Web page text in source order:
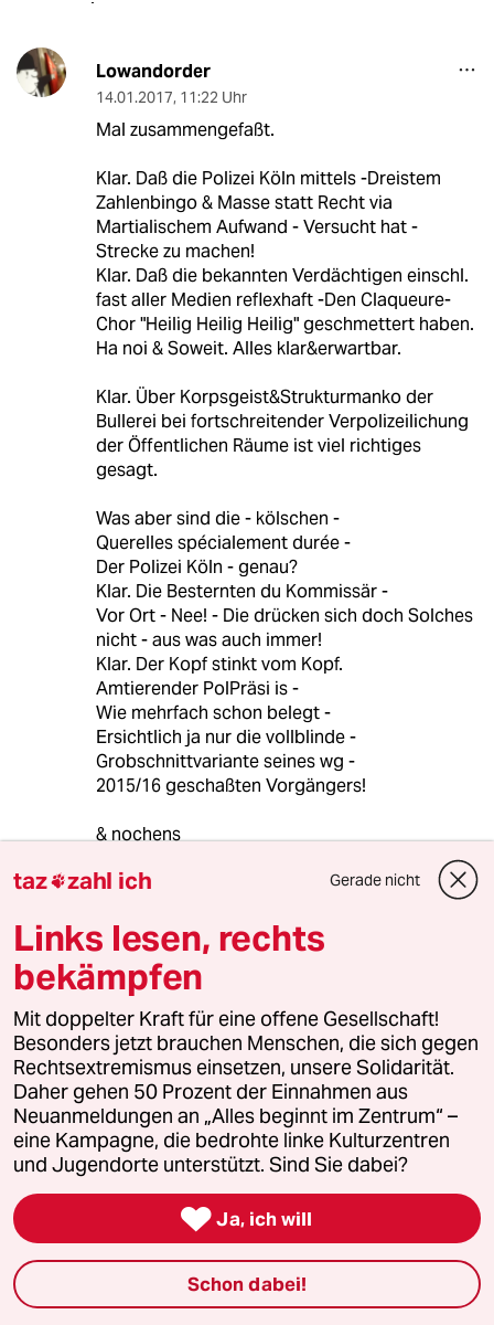
Lowandorder
14.01.2017, 11:22 Uhr
Mal zusammengefaßt.
Klar. Daß die Polizei Köln mittels -Dreistem
Zahlenbingo & Masse statt Recht via
Martialischem Aufwand - Versucht hat -
Strecke zu machen!
Klar. Daß die bekannten Verdächtigen einschl.
fast aller Medien reflexhaft -Den Claqueure-
Chor "Heilig Heilig Heilig" geschmettert haben.
Ha noi & Soweit. Alles klar&erwartbar.
Klar. Über Korpsgeist&Strukturmanko der
Bullerei bei fortschreitender Verpolizeilichung
der Öffentlichen Räume ist viel richtiges
gesagt.
Was aber sind die - kölschen -
Querelles spécialement durée -
Der Polizei Köln - genau?
Klar. Die Besternten du Kommissär -
Vor Ort - Nee! - Die drücken sich doch Solches
nicht - aus was auch immer!
Klar. Der Kopf stinkt vom Kopf.
Amtierender PolPräsi is -
Wie mehrfach schon belegt -
Ersichtlich ja nur die vollblinde -
Grobschnittvariante seines wg -
2015/16 geschaßten Vorgängers!
& nochens
Klar. PolizeiPräsi-Test op jot kölsch?
"Hätt er denn Waidmarkt im Griff jehat?"* (Wie
früher Davidswache HH
"Da is auch noch niemand zufuß die
Stufen runterjekommen!" = In Kölle -"Gehn da
selbst Hardcore-Jungs -
Nur zitternd durch die Tür - eh se
In nen Pfosten laufen?!")
Klar. Wenn ja* - kann OB werden! Normal. & Oh
ja! - doch doch -
Einen! - hatten wir! PolPrä RP OB!
Klar. Verwaltungsfachmann &! aus der
Verbotenen Stadt!-;) D-dorf! Ja wie?!
Klar. Höhere Weihen für Mathis?
Vergiß es x-fach! Normal.
So geht das.
taz zahl ich Gerade nicht
Links lesen, rechts
bekämpfen
Mit doppelter Kraft für eine offene Gesellschaft!
Besonders jetzt brauchen Menschen, die sich gegen
Rechtsextremismus einsetzen, unsere Solidarität.
Daher gehen 50 Prozent der Einnahmen aus
Neuanmeldungen an „Alles beginnt im Zentrum“ –
eine Kampagne, die bedrohte linke Kulturzentren
und Jugendorte unterstützt. Sind Sie dabei?
 Ja, ich will
Schon dabei!